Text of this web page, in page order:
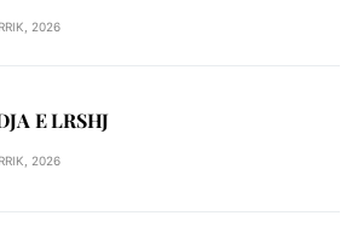
2026
E LRSHJ
2026